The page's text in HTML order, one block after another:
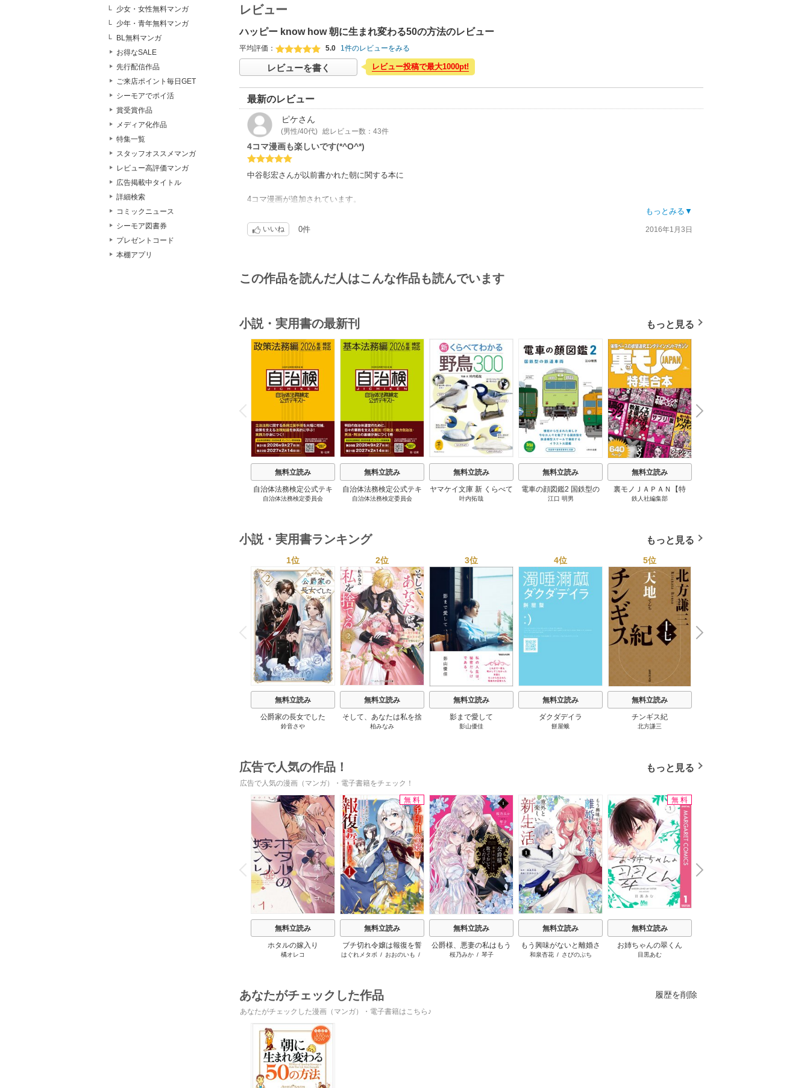
少女・女性無料マンガ
少年・青年無料マンガ
BL無料マンガ
お得なSALE
先行配信作品
ご来店ポイント毎日GET
シーモアでポイ活
賞受賞作品
メディア化作品
特集一覧
スタッフオススメマンガ
レビュー高評価マンガ
広告掲載中タイトル
詳細検索
コミックニュース
シーモア図書券
プレゼントコード
本棚アプリ
レビュー
ハッピー know how 朝に生まれ変わる50の方法のレビュー
平均評価： 5.0 1件のレビューをみる
レビューを書く レビュー投稿で最大1000pt!
最新のレビュー
ピケさん
(男性/40代) 総レビュー数：43件
4コマ漫画も楽しいです(*^O^*)
中谷彰宏さんが以前書かれた朝に関する本に
4コマ漫画が追加されています。
朝起きるの楽しくなる。
そう教えてくれる本です。
もっとみる▼
いいね 0件 2016年1月3日
この作品を読んだ人はこんな作品も読んでいます
小説・実用書の最新刊 もっと見る
P
r
e
i
o
u
s
無料立読み
自治体法務検定公式テキ
スト 政策法務編 ２０
自治体法務検定委員会
無料立読み
自治体法務検定公式テキ
スト 基本法務編 ２０
自治体法務検定委員会
無料立読み
ヤマケイ文庫 新 くらべて
わかる野鳥300 1巻
叶内拓哉
無料立読み
電車の顔図鑑2 国鉄型の
鉄道車両 1巻
江口 明男
無料立読み
裏モノＪＡＰＡＮ【特
集】★超ボリューム版６
トレンド年間ベスト★お
っさん５０人の体験から
学ぶ★夢のようなエロい
楽園３０ 1巻
鉄人社編集部
N
e
x
t
小説・実用書ランキング もっと見る
P
r
e
v
i
o
u
s
1位
無料立読み
公爵家の長女でした
鈴音さや
2位
無料立読み
そして、あなたは私を捨
てる
柏みなみ
3位
無料立読み
影まで愛して
影山優佳
4位
無料立読み
ダクダデイラ
餅屋蛾
5位
無料立読み
チンギス紀
北方謙三
N
x
広告で人気の作品！ もっと見る
広告で人気の漫画（マンガ）・電子書籍をチェック！
P
r
e
v
i
o
u
s
無料立読み
ホタルの嫁入り
橘オレコ
無料
無料立読み
ブチ切れ令嬢は報復を誓
いました。
はぐれメタボ / おおのいも /
無料立読み
公爵様、悪妻の私はもう
放っておいてください
桜乃みか/ 琴子
無料立読み
もう興味がないと離婚さ
れた令嬢の意外と楽しい
和泉杏花/ さびのぶち
無料
無料立読み
お姉ちゃんの翠くん
目黒あむ
N
x
t
あなたがチェックした作品 履歴を削除
あなたがチェックした漫画（マンガ）・電子書籍はこちら♪